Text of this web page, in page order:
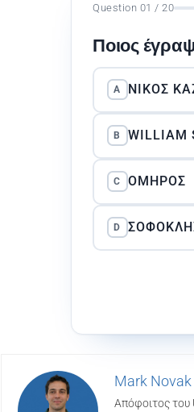
Question 01 / 20
Ποιος
A ΝΊΚΟΣ
B WILLIAM
C ΌΜΗΡΟΣ
D
Mark Novak
Απόφοιτος του